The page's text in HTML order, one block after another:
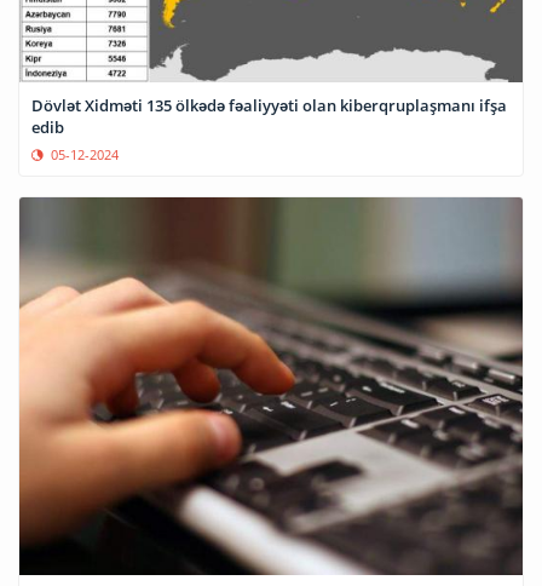
Dövlət Xidməti 135 ölkədə fəaliyyəti olan kiberqruplaşmanı ifşa
edib
05-12-2024